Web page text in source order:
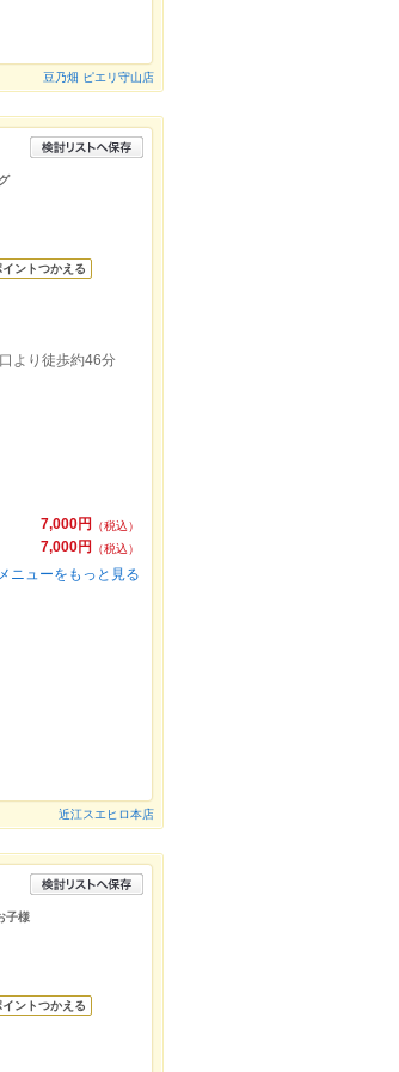
豆乃畑 ピエリ守山店
イントつかえる
より徒歩約46分
7,000円
（税込）
7,000円
（税込）
ニューをもっと見る
近江スエヒロ本店
様
イントつかえる